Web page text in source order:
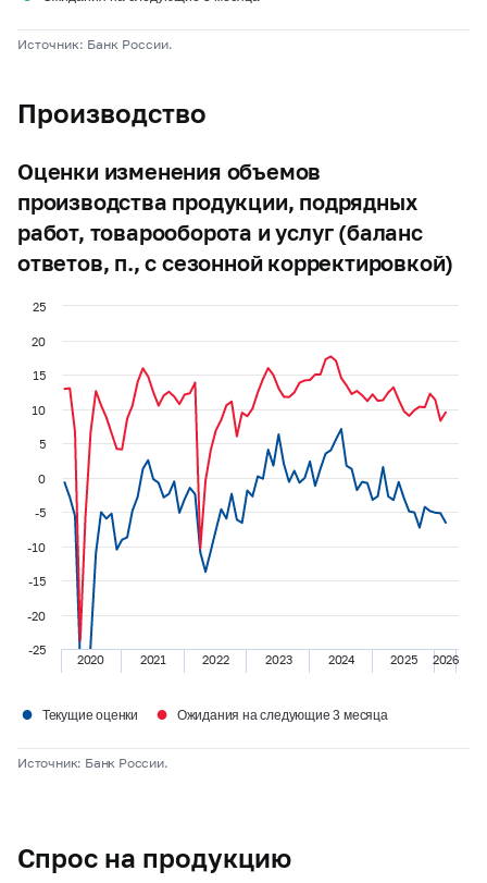
Источник: Банк России.
Производство
Оценки изменения объемов
производства продукции, подрядных
работ, товарооборота и услуг (баланс
ответов, п., с сезонной корректировкой)
2020 2021 2022 2023 2024 2025 2026
-25
-20
-15
-10
-5
0
5
10
15
20
25
● Текущие оценки ● Ожидания на следующие 3 месяца
Источник: Банк России.
Спрос на продукцию